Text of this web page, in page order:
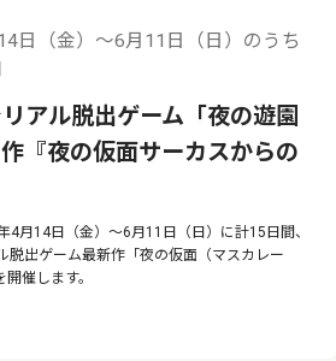
日（金）～6月11日（日）のうち
アル脱出ゲーム「夜の遊園
『夜の仮面サーカスからの
4月14日（金）～6月11日（日）に計15日間、
脱出ゲーム最新作「夜の仮面（マスカレー
催します。